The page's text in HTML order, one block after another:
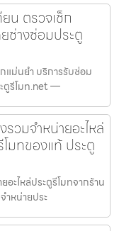
น ตรวจเช็ก
ช่างซ่อมประตู
แม่นยำ บริการรับซ่อม
ะตูรีโมท.net —
วมจำหน่ายอะไหล่
โมทของแท้ ประตู
ะไหล่ประตูรีโมทจากร้าน
ำหน่ายประ